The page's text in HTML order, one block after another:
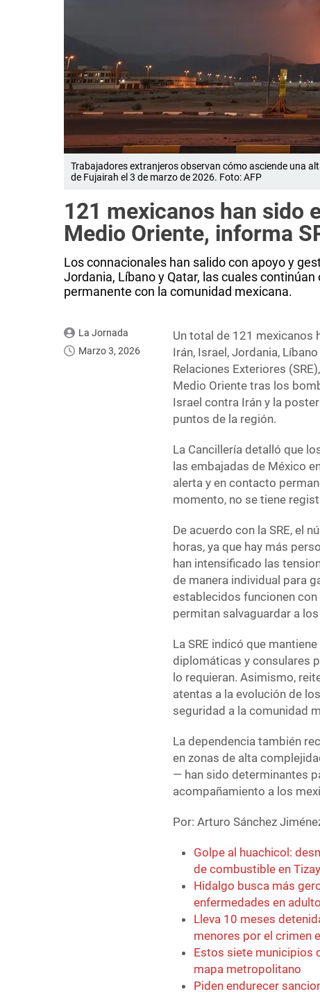
Trabajadores extranjeros observan cómo asciende una
de Fujairah el 3 de marzo de 2026. Foto: AFP
121 mexicanos han sido
Medio Oriente, informa
Los connacionales han salido con apoyo y
Jordania, Líbano y Qatar, las cuales
permanente con la comunidad mexicana.
La Jornada
Marzo 3, 2026
Un total de 121 mexicanos
Irán, Israel, Jordania,
Relaciones Exteriores
Medio Oriente tras los
Israel contra Irán y la
puntos de la región.
La Cancillería detalló que
las embajadas de México
alerta y en contacto
momento, no se tiene
De acuerdo con la SRE, el
horas, ya que hay más
han intensificado las
de manera individual para
establecidos funcionen con
permitan salvaguardar a
La SRE indicó que
diplomáticas y consulares
lo requieran. Asimismo,
atentas a la evolución de
seguridad a la comunidad
La dependencia también
en zonas de alta
— han sido determinantes
acompañamiento a los
Por: Arturo Sánchez
Golpe al huachicol:
de combustible en
Hidalgo busca más
enfermedades en
Lleva 10 meses
menores por el crimen
Estos siete municipios
mapa metropolitano
Piden endurecer